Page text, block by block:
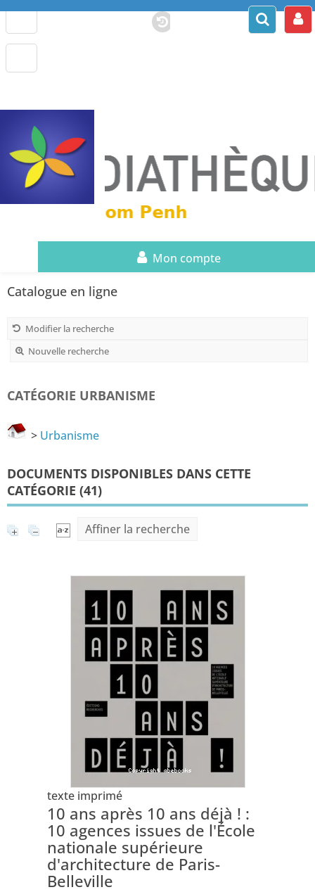
Mon compte
Catalogue en ligne
Modifier la recherche
Nouvelle recherche
CATÉGORIE URBANISME
> Urbanisme
DOCUMENTS DISPONIBLES DANS CETTE
CATÉGORIE (41)
Affiner la recherche
texte imprimé
10 ans après 10 ans déjà ! :
10 agences issues de l'École
nationale supérieure
d'architecture de Paris-
Belleville